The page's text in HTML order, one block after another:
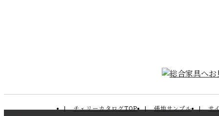
チェリーカタログTOP 張地サンプル サ